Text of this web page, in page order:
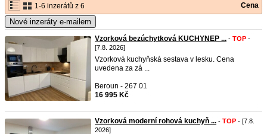
1-6 inzerátů z 6 Cena
Nové inzeráty e-mailem
Vzorková bezúchytková KUCHYNEP ... - TOP -
[7.8. 2026]
Vzorková kuchyňská sestava v lesku. Cena
uvedena za zá ...
Beroun - 267 01
16 995 Kč
Vzorková moderní rohová kuchyň ... - TOP - [7.8.
2026]